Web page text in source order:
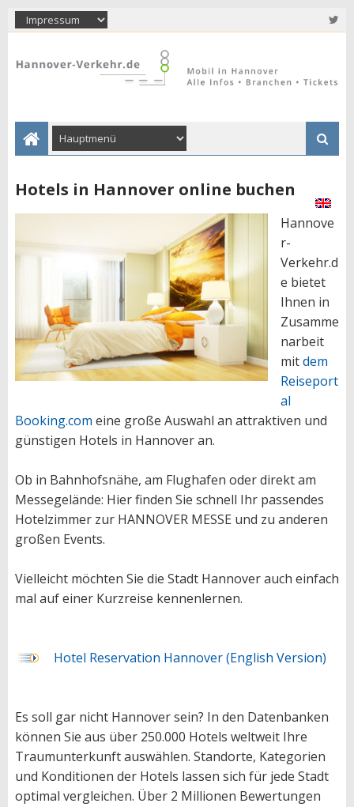
Hotels in Hannover online buchen
Hannove
r-
Verkehr.d
e bietet
Ihnen in
Zusamme
narbeit
mitdem
Reiseport
al
Booking.com eine große Auswahl an attraktiven und
günstigen Hotels in Hannover an.
Ob in Bahnhofsnähe, am Flughafen oder direkt am
Messegelände: Hier finden Sie schnell Ihr passendes
Hotelzimmer zur HANNOVER MESSE und zu anderen
großen Events.
Vielleicht möchten Sie die Stadt Hannover auch einfach
mal auf einer Kurzreise kennenlernen.
Hotel Reservation Hannover (English Version)
Es soll gar nicht Hannover sein? In den Datenbanken
können Sie aus über 250.000 Hotels weltweit Ihre
Traumunterkunft auswählen. Standorte, Kategorien
und Konditionen der Hotels lassen sich für jede Stadt
optimal vergleichen. Über 2 Millionen Bewertungen